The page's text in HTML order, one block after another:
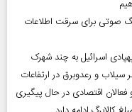
صوتی برای سرقت اطلاعات
اسرائیل به چند شهرک
فعالان اقتصادی در حال پیگیری